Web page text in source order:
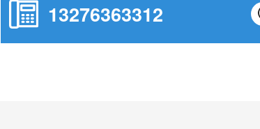
13276363312